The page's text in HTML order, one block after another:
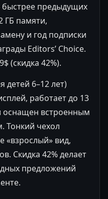
быстрее предыдущих
ГБ памяти,
и год подписки
Editors’ Choice.
(скидка 42%).
детей 6–12 лет)
работает до 13
оснащен встроенным
Тонкий чехол
«взрослый» вид,
Скидка 42% делает
предложений